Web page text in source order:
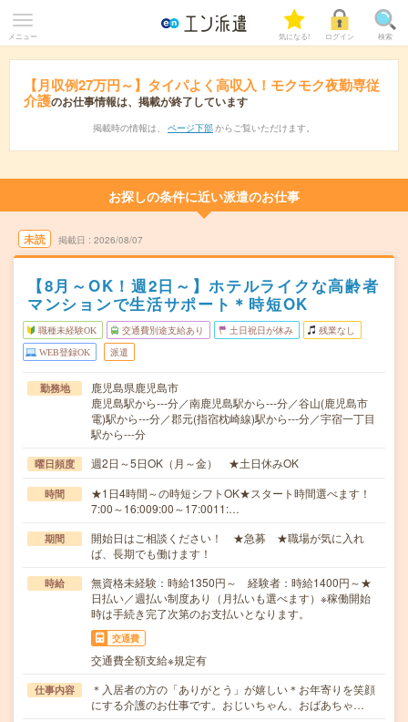
メニュー 気になる! ログイン 検索
【月収例27万円～】タイパよく高収入！モクモク夜勤専従
介護のお仕事情報は、掲載が終了しています
掲載時の情報は、 ページ下部 からご覧いただけます。
お探しの条件に近い派遣のお仕事
未読 掲載日 2026/08/07
【8月～OK！週2日～】ホテルライクな高齢者
マンションで生活サポート＊時短OK
職種未経験OK 交通費別途支給あり 土日祝日が休み 残業なし
WEB登録OK 派遣
勤務地
鹿児島県鹿児島市
鹿児島駅から---分／南鹿児島駅から---分／谷山(鹿児島市
電)駅から---分／郡元(指宿枕崎線)駅から---分／宇宿一丁目
駅から---分
曜日頻度 週2日～5日OK（月～金） ★土日休みOK
時間
★1日4時間～の時短シフトOK★スタート時間選べます！
7:00～16:009:00～17:0011:…
期間
開始日はご相談ください！ ★急募 ★職場が気に入れ
ば、長期でも働けます！
時給
無資格未経験：時給1350円～ 経験者：時給1400円～★
日払い／週払い制度あり（月払いも選べます）※稼働開始
時は手続き完了次第のお支払いとなります。
交通費
交通費全額支給※規定有
仕事内容
＊入居者の方の「ありがとう」が嬉しい＊お年寄りを笑顔
にする介護のお仕事です。おじいちゃん、おばあちゃ…